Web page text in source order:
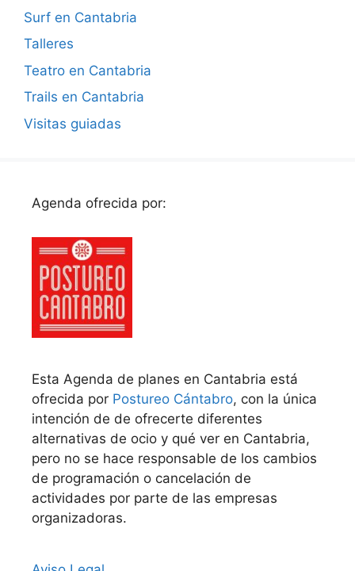
Surf en Cantabria
Talleres
Teatro en Cantabria
Trails en Cantabria
Visitas guiadas
Agenda ofrecida por:
Esta Agenda de planes en Cantabria está
ofrecida por Postureo Cántabro, con la única
intención de de ofrecerte diferentes
alternativas de ocio y qué ver en Cantabria,
pero no se hace responsable de los cambios
de programación o cancelación de
actividades por parte de las empresas
organizadoras.